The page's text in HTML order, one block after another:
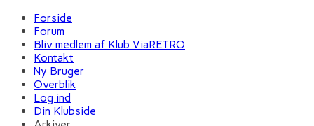
Forside
Forum
Bliv medlem af Klub ViaRETRO
Kontakt
Ny Bruger
Overblik
Log ind
Din Klubside